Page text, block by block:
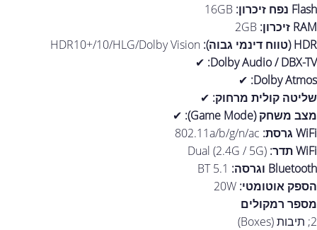
Flash נפח זיכרון:
16GB
RAM זיכרון:
2GB
HDR (טווח דינמי גבוה):
HDR10+/10/HLG/Dolby Vision
Dolby Audio / DBX-TV:
✔
Dolby Atmos:
✔
שליטה קולית מרחוק: ✔
מצב משחק (Game Mode):
✔
WiFi גרסת:
802.11a/b/g/n/ac
WiFi תדר:
Dual (2.4G / 5G)
Bluetooth וגרסה:
BT 5.1
הספק אוטומטי: 20W
מספר רמקולים
2; תיבות (Boxes)